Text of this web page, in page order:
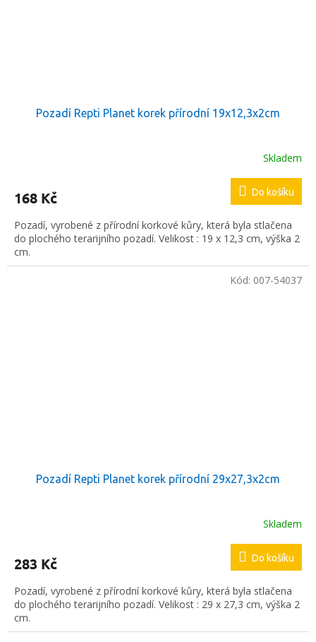
Pozadí Repti Planet korek přírodní 19x12,3x2cm
Skladem
168 Kč Do košíku
Pozadí, vyrobené z přírodní korkové kůry, která byla stlačena
do plochého terarijního pozadí. Velikost : 19 x 12,3 cm, výška 2
cm.
Pozadí Repti Planet korek přírodní 29x27,3x2cm
Skladem
283 Kč Do košíku
Pozadí, vyrobené z přírodní korkové kůry, která byla stlačena
do plochého terarijního pozadí. Velikost : 29 x 27,3 cm, výška 2
cm.
Kód: 007-54037